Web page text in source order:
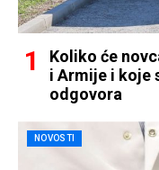
Koliko će
i Armije i koje
odgovora
NOVOSTI